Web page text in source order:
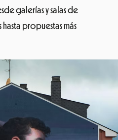
galerías y salas de
propuestas más